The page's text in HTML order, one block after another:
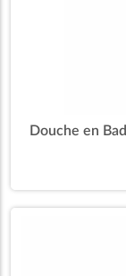
Douche en Bad